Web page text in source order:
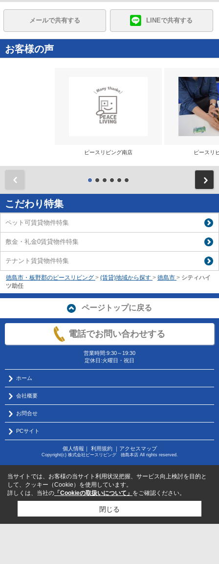
メールで共有する LINEで共有する
お客様の声
ピースリビング南店 ピースリ
こだわり特集
ペット可賃貸物件特集
敷金・礼金0賃貸物件特集
テナント賃貸物件特集
徳島市・板野郡のピースリビング > (賃貸)地域から探す > 徳島市 > シティハイ
ツ助任
ページトップに戻る
電話でお問い合わせする
営業時間:9:30～19:30
定休日:火曜日・祝日
ホーム
会社概要
お問合せ
PCサイト
個人情報 利用規約｜ アクセスマップ
Copyright(c) 株式会社ピースリビング 徳島本店 All rights reserved.
当サイトでは、お客様の当サイト利用状況把握、サービス向上検討を目的と
して、クッキー（Cookie）を使用しています。
詳しくは、当社の 「Cookieの取扱いについて」 をご確認ください。
閉じる